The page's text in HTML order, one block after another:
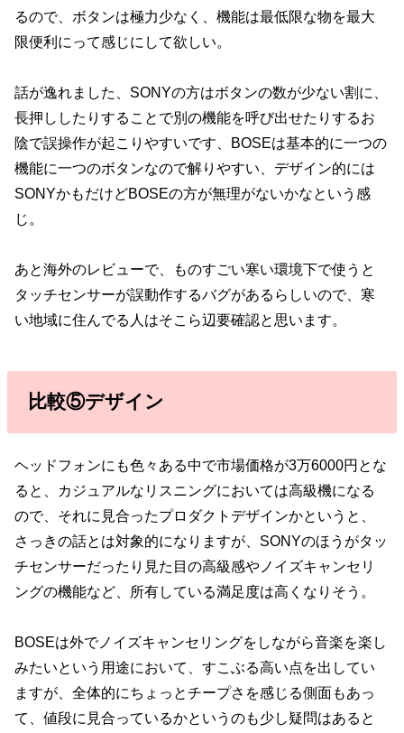
るので、ボタンは極力少なく、機能は最低限な物を最大
限便利にって感じにして欲しい。
話が逸れました、SONYの方はボタンの数が少ない割に、
長押ししたりすることで別の機能を呼び出せたりするお
陰で誤操作が起こりやすいです、BOSEは基本的に一つの
機能に一つのボタンなので解りやすい、デザイン的には
SONYかもだけどBOSEの方が無理がないかなという感
じ。
あと海外のレビューで、ものすごい寒い環境下で使うと
タッチセンサーが誤動作するバグがあるらしいので、寒
い地域に住んでる人はそこら辺要確認と思います。
比較⑤デザイン
ヘッドフォンにも色々ある中で市場価格が3万6000円とな
ると、カジュアルなリスニングにおいては高級機になる
ので、それに見合ったプロダクトデザインかというと、
さっきの話とは対象的になりますが、SONYのほうがタッ
チセンサーだったり見た目の高級感やノイズキャンセリ
ングの機能など、所有している満足度は高くなりそう。
BOSEは外でノイズキャンセリングをしながら音楽を楽し
みたいという用途において、すこぶる高い点を出してい
ますが、全体的にちょっとチープさを感じる側面もあっ
て、値段に見合っているかというのも少し疑問はあると